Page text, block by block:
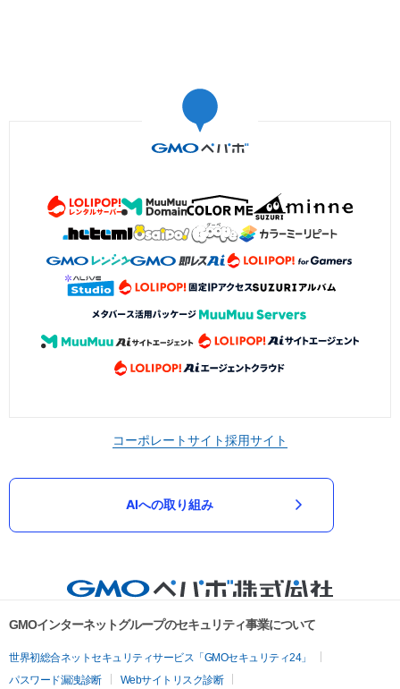
コーポレートサイト採用サイト
AIへの取り組み
GMOインターネットグループのセキュリティ事業について
世界初総合ネットセキュリティサービス「GMOセキュリティ24」
パスワード漏洩診断
Webサイトリスク診断